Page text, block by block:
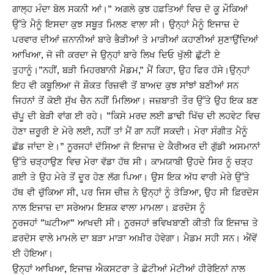
ਗਾਲ੍ਹ ਮੰਦਾ ਬੋਲ ਸਕਨੀ ਆਂ।” ਅਗਲੇ ਕੁਝ ਹਫ਼ਤਿਆਂ ਵਿਚ ਦੋ ਕੂ ਮੌਕਿਆਂ
ਉੱਤੇ ਮੈਨੂੰ ਇਸਦਾ ਕੁਝ ਸਬੂਤ ਮਿਲਣ ਵਾਲਾ ਸੀ। ਉਨ੍ਹਾਂ ਮੈਨੂੰ ਇਜਾਜ਼ ਦੇ
ਪਰਵਾਰ ਦੀਆਂ ਜ਼ਨਾਨੀਆਂ ਬਾਰੇ ਭੈੜੀਆਂ ਤੇ ਮਾੜੀਆਂ ਕਹਾਣੀਆਂ ਸੁਣਾਉਂਦਿਆਂ
ਆਖਿਆ, ਜੋ ਜੀ ਕਰਦਾ ਜੇ ਉਨ੍ਹਾਂ ਬਾਰੇ ਲਿਖ ਦਿਓ ਖੁੱਲੀ ਛੁੱਟੀ ਏ
ਤੁਹਾਨੂੰ।”ਨਹੀਂ, ਬੜੀ ਮਿਹਰਬਾਨੀ ਮੈਡਮ,” ਮੈਂ ਕਿਹਾ, ਉਹ ਫਿਰ ਹੱਸੇ।ਉਨ੍ਹਾਂ
ਇਹ ਵੀ ਕਬੂਲਿਆ ਜੋ ਸ਼ੌਕਤ ਰਿਜ਼ਵੀ ਤੋਂ ਬਾਅਦ ਕੁਝ ਸਾਂਝਾਂ ਬਣੀਆਂ ਸਨ
ਜਿਹਨਾਂ ਤੋਂ ਕੋਈ ਸੁੱਖ ਚੈਨ ਨਹੀਂ ਮਿਲਿਆ। ਜਜ਼ਬਾਤੀ ਤੌਰ ਉੱਤੇ ਉਹ ਇਕ ਬਣ
ਚੱਪੂ ਦੀ ਬੇੜੀ ਵਾਂਗ ਈ ਰਹੇ। ”ਕਿਸੇ ਮਰਦ ਲਈ ਡਾਢੀ ਖਿੱਚ ਦੀ ਲਹਵੇਟ ਵਿਚ
ਹੋਣਾ ਜ਼ਰੂਰੀ ਏ ਮੇਰੇ ਲਈ, ਨਹੀਂ ਤਾਂ ਮੈਂ ਗਾ ਨਹੀਂ ਸਕਦੀ। ਮੇਰਾ ਸੰਗੀਤ ਮੈਨੂੰ
ਛੱਡ ਜਾਂਦਾ ਏ।” ਨੂਰਜਹਾਂ ਦੱਸਿਆ ਜੋ ਇਜਾਜ਼ ਦੇ ਕੈਰੀਅਰ ਦੀ ਗੁੱਡੀ ਅਸਮਾਨਾਂ
ਉੱਤੇ ਚੜ੍ਹਾਉਣ ਵਿਚ ਮੇਰਾ ਵੱਡਾ ਹੱਥ ਸੀ। ਕਾਮਯਾਬੀ ਉਹਦੇ ਸਿਰ ਨੂੰ ਚੜ੍ਹ
ਗਈ ਤੇ ਉਹ ਮੇਰੇ ਤੋਂ ਦੂਰ ਹੋਣ ਲੱਗ ਪਿਆ। ਉਸ ਇਕ ਅੱਧ ਵਾਰੀ ਮੇਰੇ ਉੱਤੇ
ਹੱਥ ਵੀ ਚੁੱਕਿਆ ਸੀ, ਪਰ ਜਿਸ ਚੀਜ਼ ਨੇ ਉਨ੍ਹਾਂ ਨੂੰ ਤੋੜਿਆ, ਉਹ ਸੀ ਫ਼ਿਰਦੋਸ
ਨਾਲ ਇਜਾਜ਼ ਦਾ ਸਰੇਆਮ ਇਸ਼ਕ ਵਾਲਾ ਮਾਮਲਾ। ਫ਼ਰਦੋਸ ਨੂੰ
ਨੂਰਜਹਾਂ ”ਘਟੀਆ” ਆਖਦੀ ਸੀ। ਨੂਰਜਹਾਂ ਭਵਿਖਬਾਣੀ ਕੀਤੀ ਕਿ ਇਜਾਜ਼ ਤੇ
ਫ਼ਰਦੋਸ ਵਾਲੇ ਮਾਮਲੇ ਦਾ ਬੜਾ ਮਾੜਾ ਅਖ਼ੀਰ ਹੋਵੇਗਾ। ਮੈਡਮ ਸਹੀ ਸਨ। ਐਂਵੇਂ
ਈ ਹੋਇਆ।
ਉਨ੍ਹਾਂ ਆਖਿਆ, ਇਜਾਜ਼ ਐਕਸਟਰਾ ਤੇ ਛੋਟੀਆਂ ਮੋਟੀਆਂ ਹੀਰੋਇਨਾਂ ਨਾਲ